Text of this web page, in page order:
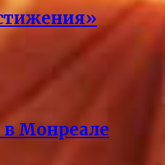
в Монреале